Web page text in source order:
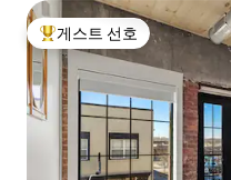
상위 게스트 선호
게스트 선호